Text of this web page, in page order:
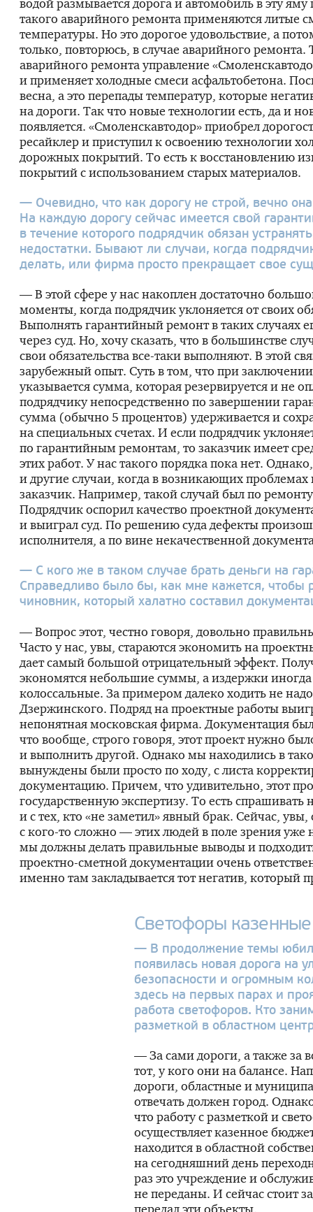
водой размывается дорога и автомобиль в эту яму
такого аварийного ремонта применяются литые
температуры. Но это дорогое удовольствие, а
только, повторюсь, в случае аварийного ремонта.
аварийного ремонта управление
и применяет холодные смеси асфальтобетона.
весна, а это перепады температур, которые
на дороги. Так что новые технологии есть, да и
появляется. «Смоленскавтодор» приобрел
ресайклер и приступил к освоению технологии
дорожных покрытий. То есть к восстановлению
покрытий с использованием старых материалов.
— Очевидно, что как дорогу не строй, вечно
На каждую дорогу сейчас имеется свой
в течение которого подрядчик обязан
недостатки. Бывают ли случаи, когда
делать, или фирма просто прекращает свое
— В этой сфере у нас накоплен достаточно
моменты, когда подрядчик уклоняется от своих
Выполнять гарантийный ремонт в таких случаях
через суд. Но, хочу сказать, что в большинстве
свои обязательствавсе-такивыполняют. В этой
зарубежный опыт. Суть в том, что при
указывается сумма, которая резервируется и не
подрядчику непосредственно по завершении
сумма (обычно 5 процентов) удерживается и
на специальных счетах. И если подрядчик
по гарантийным ремонтам, то заказчик имеет
этих работ. У нас такого порядка пока нет.
и другие случаи, когда в возникающих проблемах
заказчик. Например, такой случай был по
Подрядчик оспорил качество проектной
и выиграл суд. По решению суда дефекты
исполнителя, а по вине некачественной
— С кого же в таком случае брать деньги на
Справедливо было бы, как мне кажется, чтобы
чиновник, который халатно составил
— Вопрос этот, честно говоря, довольно
Часто у нас, увы, стараются экономить на
дает самый большой отрицательный эффект.
экономятся небольшие суммы, а издержки
колоссальные. За примером далеко ходить не
Дзержинского. Подряд на проектные работы
непонятная московская фирма. Документация
что вообще, строго говоря, этот проект нужно
и выполнить другой. Однако мы находились в
вынуждены были просто по ходу, с листа
документацию. Причем, что удивительно, этот
государственную экспертизу. То есть спрашивать
и с тех, кто «не заметил» явный брак. Сейчас,
ского-то сложно — этих людей в поле зрения уже
мы должны делать правильные выводы и
проектно-сметной документации очень
именно там закладывается тот негатив, который
Светофоры казенные
— В продолжение темы
появилась новая дорога на
безопасности и огромным
здесь на первых парах и
работа светофоров. Кто
разметкой в областном
— За сами дороги, а также за
тот, у кого они на балансе.
дороги, областные и
отвечать должен город.
что работу с разметкой и
осуществляет казенное
находится в областной
на сегодняшний день
раз это учреждение и
не переданы. И сейчас стоит
передал эти объекты.